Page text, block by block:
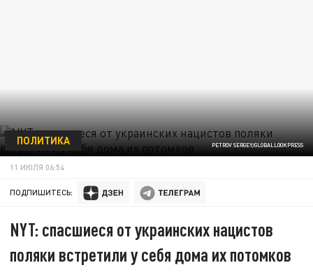
PETROV SERGEY/GLOBALLOOKPRESS
ПОЛИТИКА
11 ИЮЛЯ 06:54
ПОДПИШИТЕСЬ:
NYT: спасшиеся от украинских нацистов
поляки встретили у себя дома их потомков